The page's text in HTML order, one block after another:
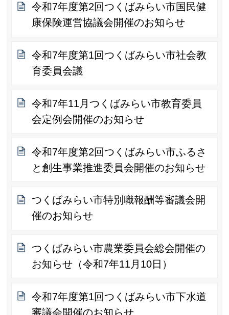
令和7年度第2回つくばみらい市国民健
康保険運営協議会開催のお知らせ
令和7年度第1回つくばみらい市社会教
育委員会議
令和7年11月つくばみらい市教育委員
会定例会開催のお知らせ
令和7年度第2回つくばみらい市ふるさ
と創生事業推進委員会開催のお知らせ
つくばみらい市特別職報酬等審議会開
催のお知らせ
つくばみらい市農業委員会総会開催の
お知らせ（令和7年11月10日）
令和7年度第1回つくばみらい市下水道
審議会開催のお知らせ